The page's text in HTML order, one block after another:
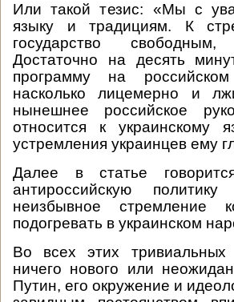
Или такой тезис: «Мы с
языку и традициям. К
государство
Достаточно на десять
программу на
насколько лицемерно и
нынешнее российское
относится к
устремления украинцев ему
Далее в статье
антироссийскую
неизбывное стремление
подогревать в украинском
Во всех этих тривиальных
ничего нового или
Путин, его окружение и